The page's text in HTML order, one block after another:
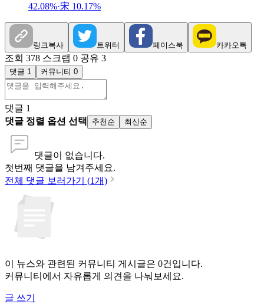
42.08%·宋 10.17%
링크복사 트위터 페이스북 카카오톡
조회 378 스크랩 0 공유 3
댓글 1 커뮤니티 0
댓글 1
댓글 정렬 옵션 선택
추천순 최신순
댓글이 없습니다.
첫번째 댓글을 남겨주세요.
전체 댓글 보러가기 (1개)
이 뉴스와 관련된 커뮤니티 게시글은 0건입니다.
커뮤니티에서 자유롭게 의견을 나눠보세요.
글 쓰기